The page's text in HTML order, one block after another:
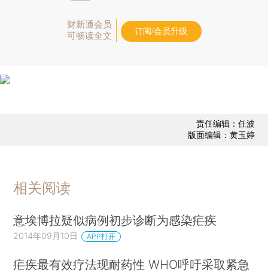
财新通会员
可畅读全文
订阅/会员升级
责任编辑：任波
版面编辑：黄玉婷
相关阅读
意埃博拉疑似病例初步诊断为感染疟疾
2014年09月10日 APP打开
疟疾最有效疗法现耐药性 WHO呼吁采取紧急